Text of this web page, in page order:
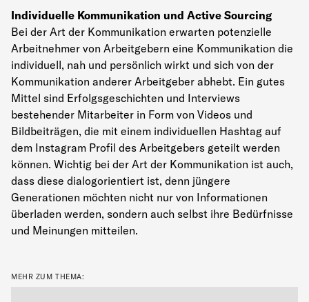
Individuelle Kommunikation und Active Sourcing
Bei der Art der Kommunikation erwarten potenzielle
Arbeitnehmer von Arbeitgebern eine Kommunikation die
individuell, nah und persönlich wirkt und sich von der
Kommunikation anderer Arbeitgeber abhebt. Ein gutes
Mittel sind Erfolgsgeschichten und Interviews
bestehender Mitarbeiter in Form von Videos und
Bildbeiträgen, die mit einem individuellen Hashtag auf
dem Instagram Profil des Arbeitgebers geteilt werden
können. Wichtig bei der Art der Kommunikation ist auch,
dass diese dialogorientiert ist, denn jüngere
Generationen möchten nicht nur von Informationen
überladen werden, sondern auch selbst ihre Bedürfnisse
und Meinungen mitteilen.
MEHR ZUM THEMA: